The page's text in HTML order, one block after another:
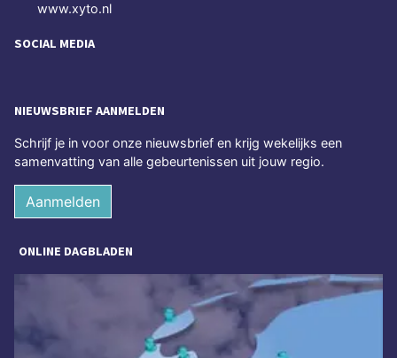
www.xyto.nl
SOCIAL MEDIA
NIEUWSBRIEF AANMELDEN
Schrijf je in voor onze nieuwsbrief en krijg wekelijks een
samenvatting van alle gebeurtenissen uit jouw regio.
Aanmelden
ONLINE DAGBLADEN